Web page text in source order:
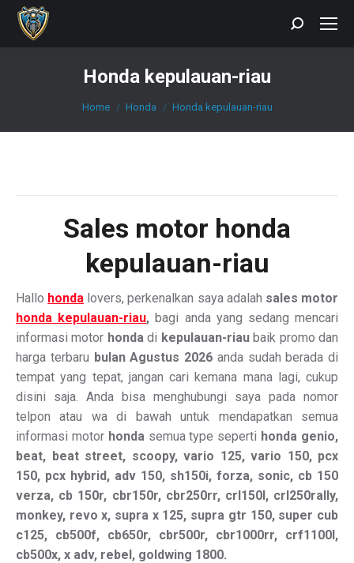
Search:
Honda kepulauan-riau
You are here:
Home Honda Honda kepulauan-riau
Sales motor honda
kepulauan-riau
Hallo honda lovers, perkenalkan saya adalah sales motor
honda kepulauan-riau,bagi anda yang sedang mencari
informasi motor hondadi kepulauan-riaubaik promo dan
harga terbaru bulan Agustus 2026 anda sudah berada di
tempat yang tepat, jangan cari kemana mana lagi, cukup
disini saja. Anda bisa menghubungi saya pada nomor
telpon atau wa di bawah untuk mendapatkan semua
informasi motor hondasemua type seperti honda genio,
beat, beat street, scoopy, vario 125, vario 150, pcx
150, pcx hybrid, adv 150, sh150i, forza, sonic, cb 150
verza, cb 150r, cbr150r, cbr250rr, crl150l, crl250rally,
monkey, revo x, supra x 125, supra gtr 150, super cub
c125, cb500f, cb650r, cbr500r, cbr1000rr, crf1100l,
cb500x, x adv, rebel, goldwing 1800.